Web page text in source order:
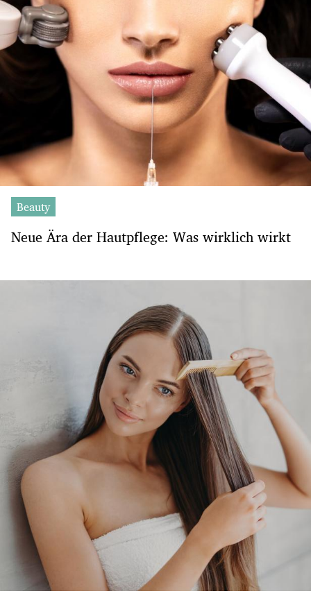
Beauty
Neue Ära der Hautpflege: Was wirklich wirkt